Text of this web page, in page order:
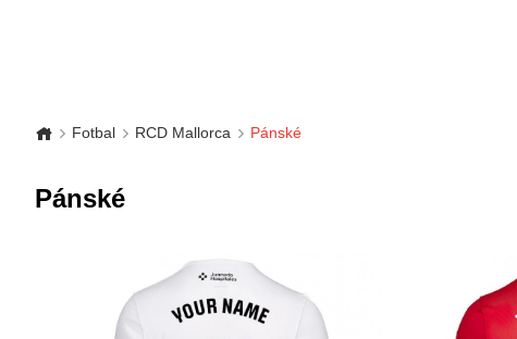
Fotbal RCD Mallorca Pánské
Pánské